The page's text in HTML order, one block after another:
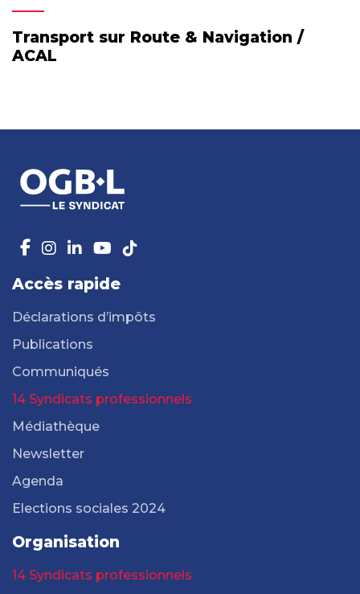
Transport sur Route & Navigation /
ACAL
Accès rapide
Déclarations d’impôts
Publications
Communiqués
14 Syndicats professionnels
Médiathèque
Newsletter
Agenda
Elections sociales 2024
Organisation
14 Syndicats professionnels